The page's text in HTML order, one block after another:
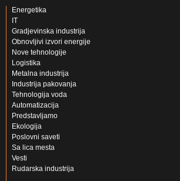
Energetika
IT
Gradjevinska industrija
Obnovljivi izvori energije
Nove tehnologije
Logistika
Metalna industrija
Industrija pakovanja
Tehnologija voda
Automatizacija
Predstavljamo
Ekologija
Poslovni saveti
Sa lica mesta
Vesti
Rudarska industrija